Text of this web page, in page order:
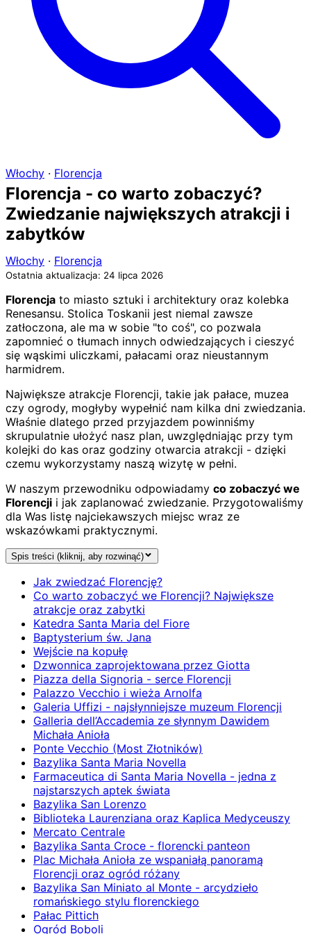
Włochy · Florencja
Florencja - co warto zobaczyć?
Zwiedzanie największych atrakcji i
zabytków
Włochy · Florencja
Ostatnia aktualizacja: 24 lipca 2026
Florencja to miasto sztuki i architektury oraz kolebka
Renesansu. Stolica Toskanii jest niemal zawsze
zatłoczona, ale ma w sobie "to coś", co pozwala
zapomnieć o tłumach innych odwiedzających i cieszyć
się wąskimi uliczkami, pałacami oraz nieustannym
harmidrem.
Największe atrakcje Florencji, takie jak pałace, muzea
czy ogrody, mogłyby wypełnić nam kilka dni zwiedzania.
Właśnie dlatego przed przyjazdem powinniśmy
skrupulatnie ułożyć nasz plan, uwzględniając przy tym
kolejki do kas oraz godziny otwarcia atrakcji - dzięki
czemu wykorzystamy naszą wizytę w pełni.
W naszym przewodniku odpowiadamy co zobaczyć we
Florencji i jak zaplanować zwiedzanie. Przygotowaliśmy
dla Was listę najciekawszych miejsc wraz ze
wskazówkami praktycznymi.
Spis treści (kliknij, aby rozwinąć)
Jak zwiedzać Florencję?
Co warto zobaczyć we Florencji? Największe
atrakcje oraz zabytki
Katedra Santa Maria del Fiore
Baptysterium św. Jana
Wejście na kopułę
Dzwonnica zaprojektowana przez Giotta
Piazza della Signoria - serce Florencji
Palazzo Vecchio i wieża Arnolfa
Galeria Uffizi - najsłynniejsze muzeum Florencji
Galleria dell’Accademia ze słynnym Dawidem
Michała Anioła
Ponte Vecchio (Most Złotników)
Bazylika Santa Maria Novella
Farmaceutica di Santa Maria Novella - jedna z
najstarszych aptek świata
Bazylika San Lorenzo
Biblioteka Laurenziana oraz Kaplica Medyceuszy
Mercato Centrale
Bazylika Santa Croce - florencki panteon
Plac Michała Anioła ze wspaniałą panoramą
Florencji oraz ogród różany
Bazylika San Miniato al Monte - arcydzieło
romańskiego stylu florenckiego
Pałac Pittich
Ogród Boboli